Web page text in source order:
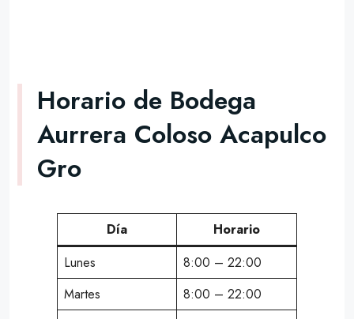
Horario de Bodega
Aurrera Coloso Acapulco
Gro
Día
Horario
Lunes
8:00 – 22:00
Martes
8:00 – 22:00